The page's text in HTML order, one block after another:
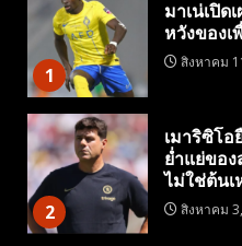
1
มาเน่เปิด
หวังของ
สิงหาคม
2
เมาริซิโ
ย่ำแย่ขอ
ไม่ใช่ต้นเ
สิงหาคม